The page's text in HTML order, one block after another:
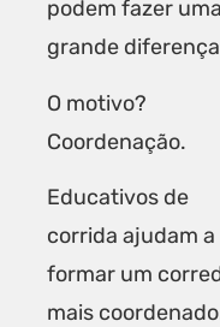
podem fazer uma
grande
O motivo?
Coordenação.
Educativos de
corrida ajudam a
formar um
mais